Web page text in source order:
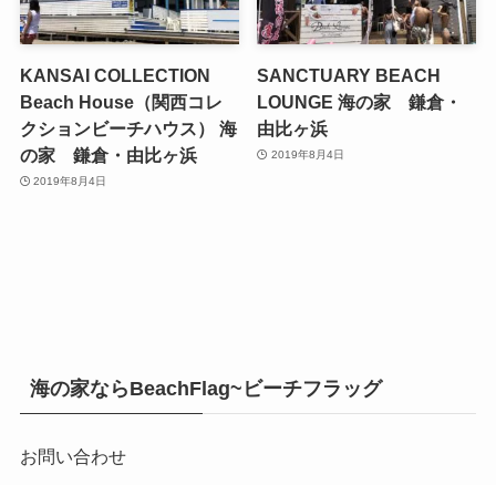
KANSAI COLLECTION
Beach House（関西コレ
クションビーチハウス） 海
の家 鎌倉・由比ヶ浜
2019年8月4日
SANCTUARY BEACH
LOUNGE 海の家 鎌倉・
由比ヶ浜
2019年8月4日
海の家ならBeachFlag~ビーチフラッグ
お問い合わせ